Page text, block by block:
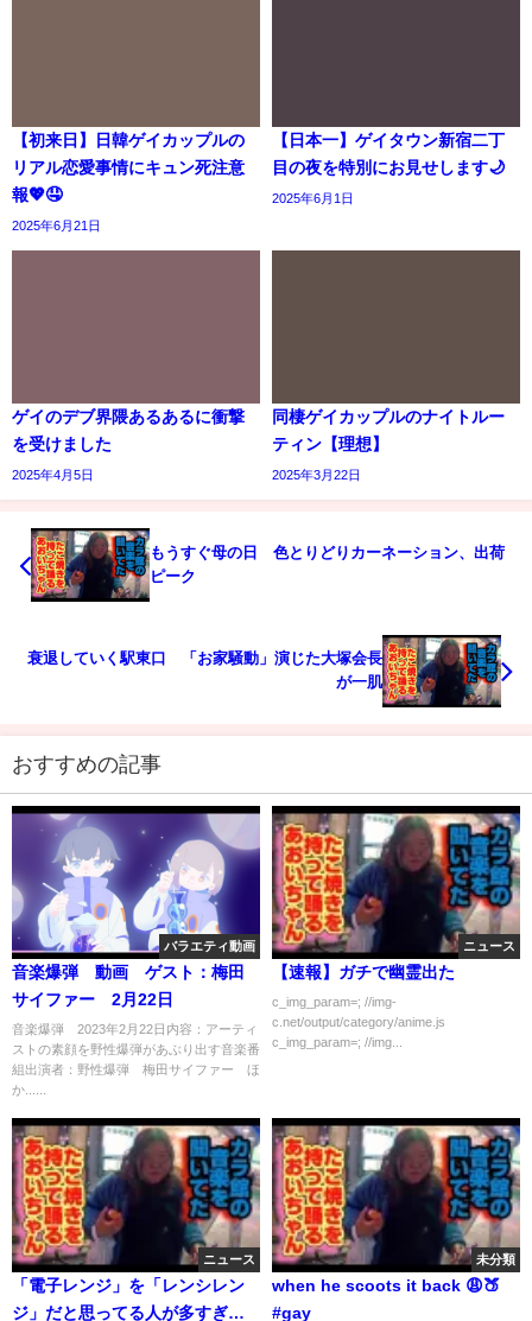
【初来日】日韓ゲイカップルの
リアル恋愛事情にキュン死注意
報💖🤤
2025年6月21日
【日本一】ゲイタウン新宿二丁
目の夜を特別にお見せします🌙
2025年6月1日
ゲイのデブ界隈あるあるに衝撃
を受けました
2025年4月5日
同棲ゲイカップルのナイトルー
ティン【理想】
2025年3月22日
もうすぐ母の日 色とりどりカーネーション、出荷
ピーク
衰退していく駅東口 「お家騒動」演じた大塚会長
が一肌
おすすめの記事
バラエティ動画
音楽爆弾 動画 ゲスト：梅田
サイファー 2月22日
音楽爆弾 2023年2月22日内容：アーティ
ストの素顔を野性爆弾があぶり出す音楽番
組出演者：野性爆弾 梅田サイファー ほ
か......
ニュース
【速報】ガチで幽霊出た
c_img_param=; //img-
c.net/output/category/anime.js
c_img_param=; //img...
ニュース
「電子レンジ」を「レンシレン
ジ」だと思ってる人が多すぎる
未分類
when he scoots it back 😩🍑
#gay